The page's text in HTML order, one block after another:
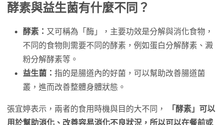
酵素與益生菌有什麼不同？
酵素： 又可稱為「酶」，主要功效是分解與消化食物，
不同的食物則需要不同的酵素，例如蛋白分解酵素、澱
粉分解酵素等。
益生菌： 指的是腸道內的好菌，可以幫助改善腸道菌
叢，進而改善整體身體狀態。
​張宜婷表示，兩者的食用時機與目的大不同，
「酵素」可以
用於幫助消化、改善容易消化不良狀況，所以可以在餐前或